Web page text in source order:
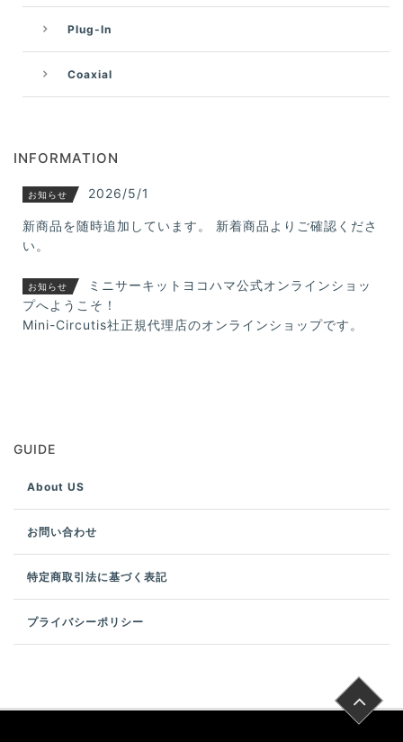
Plug-In
Coaxial
INFORMATION
お知らせ 2026/5/1
新商品を随時追加しています。 新着商品よりご確認くださ
い。
お知らせ
ミニサーキットヨコハマ公式オンラインショッ
プへようこそ！
Mini-Circutis社正規代理店のオンラインショップです。
GUIDE
About US
お問い合わせ
特定商取引法に基づく表記
プライバシーポリシー